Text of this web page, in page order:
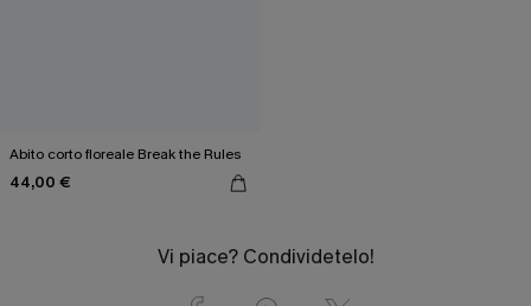
Abito corto floreale Break the Rules
44,00 €
Vi piace? Condividetelo!